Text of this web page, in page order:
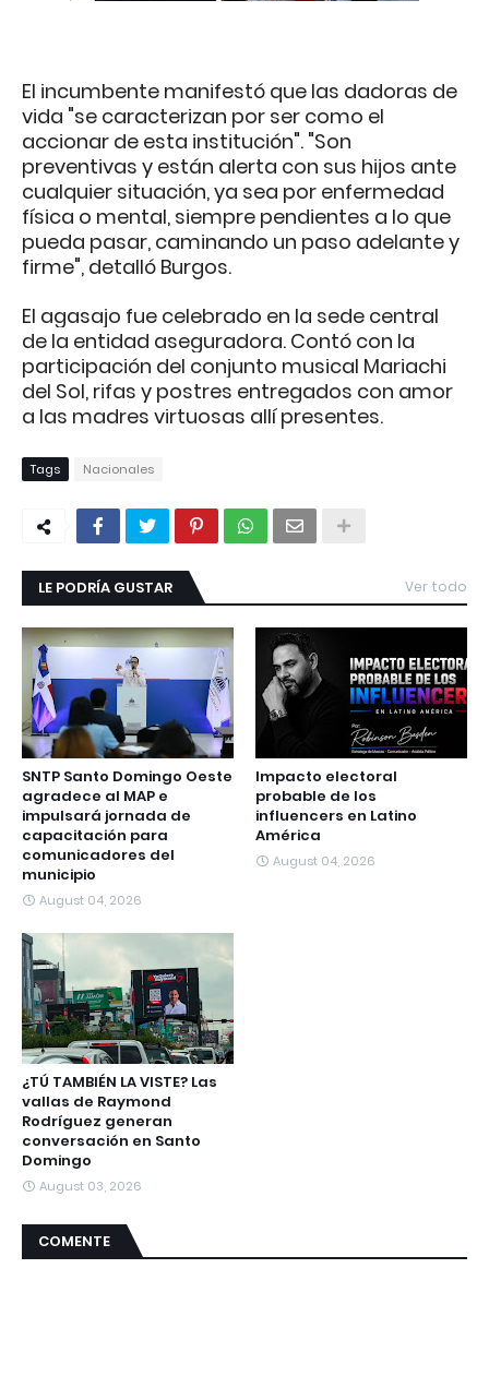
El incumbente manifestó que las dadoras de
vida "se caracterizan por ser como el
accionar de esta institución". "Son
preventivas y están alerta con sus hijos ante
cualquier situación, ya sea por enfermedad
física o mental, siempre pendientes a lo que
pueda pasar, caminando un paso adelante y
firme", detalló Burgos.
El agasajo fue celebrado en la sede central
de la entidad aseguradora. Contó con la
participación del conjunto musical Mariachi
del Sol, rifas y postres entregados con amor
a las madres virtuosas allí presentes.
Tags Nacionales
LE PODRÍA GUSTAR Ver todo
SNTP Santo Domingo Oeste
agradece al MAP e
impulsará jornada de
capacitación para
comunicadores del
municipio
August 04, 2026
Impacto electoral
probable de los
influencers en Latino
América
August 04, 2026
¿TÚ TAMBIÉN LA VISTE? Las
vallas de Raymond
Rodríguez generan
conversación en Santo
Domingo
August 03, 2026
COMENTE